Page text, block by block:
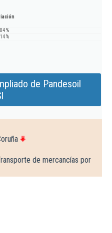
%
%
de Pandesoil
de mercancías por